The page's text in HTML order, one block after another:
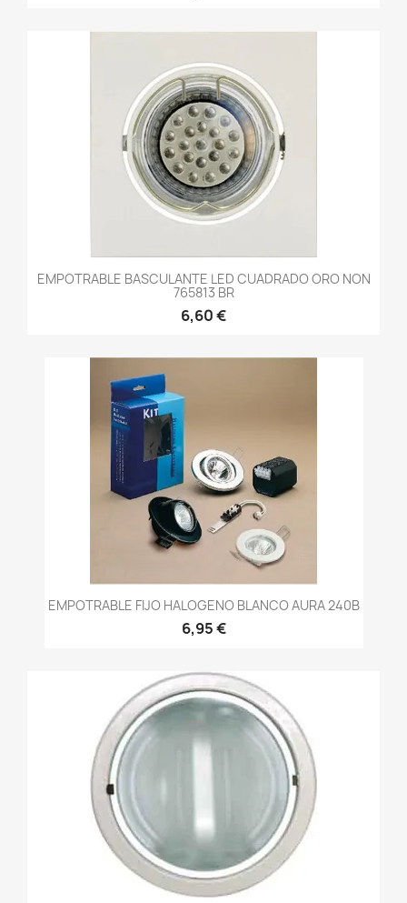
EMPOTRABLE BASCULANTE LED CUADRADO ORO NON
765813 BR
6,60 €
EMPOTRABLE FIJO HALOGENO BLANCO AURA 240B
6,95 €